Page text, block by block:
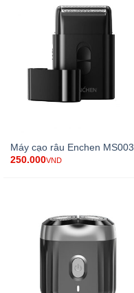
Máy cạo râu Enchen MS003
250.000VND